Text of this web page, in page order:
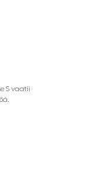
S vaatii